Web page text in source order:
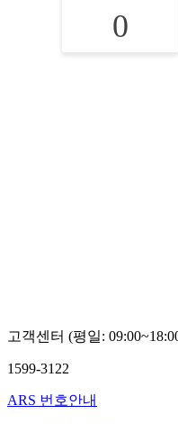
0
고객센터 (평일:
1599-3122
ARS 번호안내